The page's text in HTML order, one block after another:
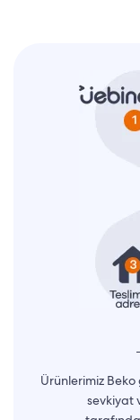
Ürünlerimiz Beko
sevkiyat